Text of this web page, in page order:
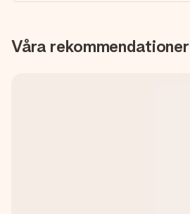
Våra rekommendationer